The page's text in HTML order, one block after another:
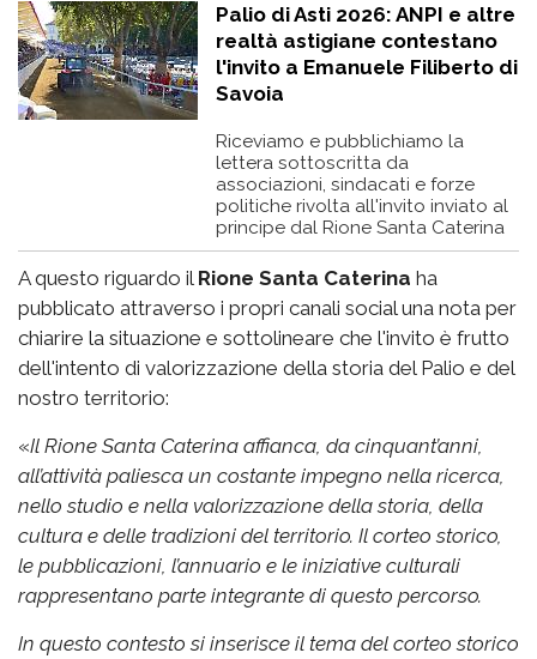
Palio di Asti 2026: ANPI e altre
realtà astigiane contestano
l'invito a Emanuele Filiberto di
Savoia
Riceviamo e pubblichiamo la
lettera sottoscritta da
associazioni, sindacati e forze
politiche rivolta all'invito inviato al
principe dal Rione Santa Caterina
A questo riguardo il Rione Santa Caterina ha
pubblicato attraverso i propri canali social una nota per
chiarire la situazione e sottolineare che l'invito è frutto
dell'intento di valorizzazione della storia del Palio e del
nostro territorio:
«Il Rione Santa Caterina affianca, da cinquant’anni,
all’attività paliesca un costante impegno nella ricerca,
nello studio e nella valorizzazione della storia, della
cultura e delle tradizioni del territorio. Il corteo storico,
le pubblicazioni, l’annuario e le iniziative culturali
rappresentano parte integrante di questo percorso.
In questo contesto si inserisce il tema del corteo storico